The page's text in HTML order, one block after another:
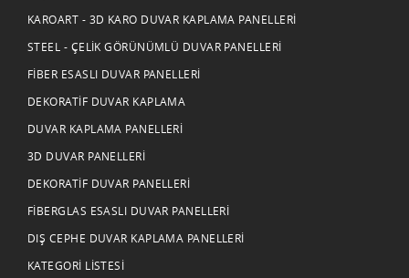
KAROART - 3D KARO DUVAR KAPLAMA PANELLERI
STEEL - ÇELIK GÖRÜNÜMLÜ DUVAR PANELLERI
FIBER ESASLI DUVAR PANELLERI
DEKORATIF DUVAR KAPLAMA
DUVAR KAPLAMA PANELLERI
3D DUVAR PANELLERI
DEKORATIF DUVAR PANELLERI
FIBERGLAS ESASLI DUVAR PANELLERI
DIŞ CEPHE DUVAR KAPLAMA PANELLERI
KATEGORI LISTESI